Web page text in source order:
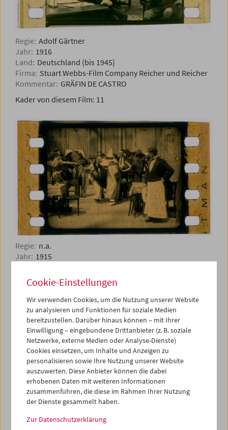
Regie: Adolf Gärtner
Jahr: 1916
Land: Deutschland (bis 1945)
Firma: Stuart Webbs-Film Company Reicher und Reicher
Kommentar: GRÄFIN DE CASTRO
Kader von diesem Film: 11
Regie: n.a.
Jahr: 1915
Firma:
Filmfabrikken Skandinavien
Kommentar: DA SKOMAGER FISCHER GIK PAA
MASKERADE
Kader von diesem Film:9
Cookie-Einstellungen
Wir verwenden Cookies, um die Nutzung unserer Website
zu analysieren und Funktionen für soziale Medien
bereitzustellen. Darüber hinaus können – mit Ihrer
Einwilligung – eingebundene Drittanbieter (z. B. soziale
Netzwerke, externe Medien oder Analyse-Dienste)
Cookies einsetzen, um Inhalte und Anzeigen zu
personalisieren sowie Ihre Nutzung unserer Website
auszuwerten. Diese Anbieter können die dabei
erhobenen Daten mit weiteren Informationen
zusammenführen, die diese im Rahmen Ihrer Nutzung
der Dienste gesammelt haben.
Zur Datenschutzerklärung